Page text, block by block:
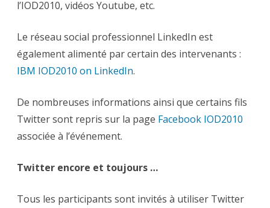
l’IOD2010, vidéos Youtube, etc.
Le réseau social professionnel LinkedIn est
également alimenté par certain des intervenants :
IBM IOD2010 on LinkedIn.
De nombreuses informations ainsi que certains fils
Twitter sont repris sur la page Facebook IOD2010
associée à l’événement.
Twitter encore et toujours …
Tous les participants sont invités à utiliser Twitter